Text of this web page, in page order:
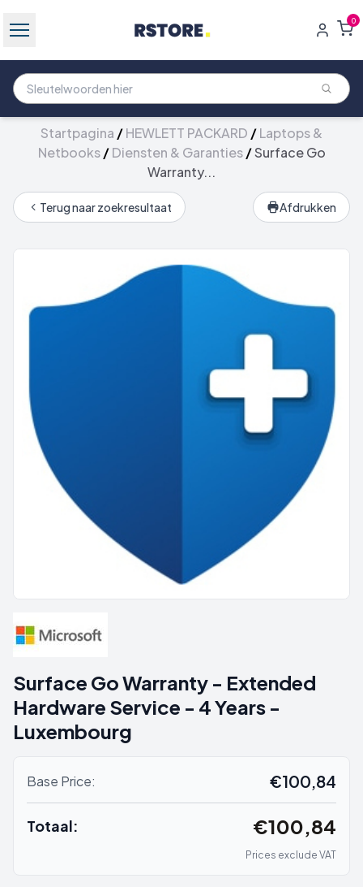
0
Startpagina /HEWLETT PACKARD /Laptops &
Netbooks/Diensten & Garanties/Surface Go
Warranty...
Terug naar zoekresultaat Afdrukken
Surface Go Warranty - Extended
Hardware Service - 4 Years -
Luxembourg
Base Price: €100,84
Totaal: €100,84
Prices exclude VAT